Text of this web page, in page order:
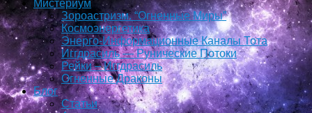
Мистериум
Зороастризм. “Огненные Миры”
Космоэнергетика
Энерго-Информационные Каналы Тота
Иггдрасиль — Рунические Потоки
Рейки – Иггдрасиль
Огненные Драконы
Блог
Статьи